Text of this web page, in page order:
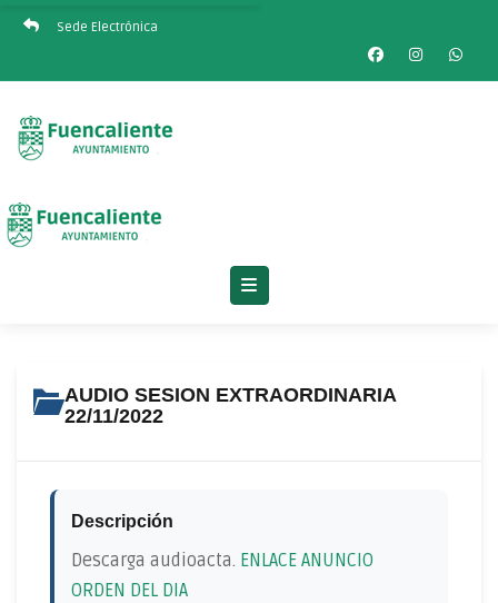
Sede Electrónica
AUDIO SESION EXTRAORDINARIA
22/11/2022
Descripción
Descarga audioacta. ENLACE ANUNCIO
ORDEN DEL DIA